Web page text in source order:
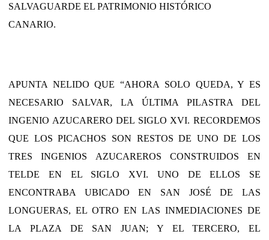
SALVAGUARDE EL PATRIMONIO HISTÓRICO
CANARIO.
APUNTA NELIDO QUE “AHORA SOLO QUEDA, Y ES
NECESARIO SALVAR, LA ÚLTIMA PILASTRA DEL
INGENIO AZUCARERO DEL SIGLO XVI. RECORDEMOS
QUE LOS PICACHOS SON RESTOS DE UNO DE LOS
TRES INGENIOS AZUCAREROS CONSTRUIDOS EN
TELDE EN EL SIGLO XVI. UNO DE ELLOS SE
ENCONTRABA UBICADO EN SAN JOSÉ DE LAS
LONGUERAS, EL OTRO EN LAS INMEDIACIONES DE
LA PLAZA DE SAN JUAN; Y EL TERCERO, EL